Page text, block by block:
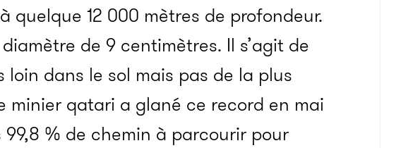
quelque 12 000 mètres de profondeur.
de 9 centimètres. Il s’agit de
dans le sol mais pas de la plus
minier qatari a glané ce record en mai
% de chemin à parcourir pour